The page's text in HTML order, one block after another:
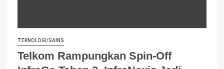
TEKNOLOGI/SAINS
Telkom Rampungkan Spin-Off